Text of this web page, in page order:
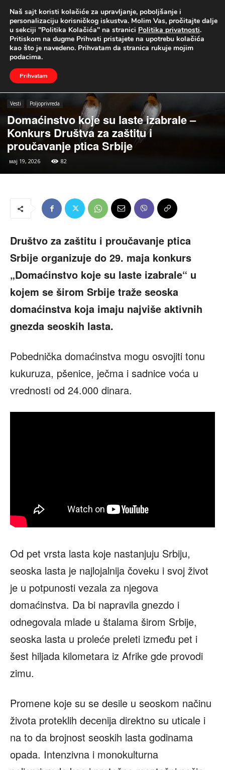
UŽIVO
Naslovna Vesti Poljoprivreda
Vesti Poljoprivreda
Domaćinstvo koje su laste izabrale –
Konkurs Društva za zaštitu i
proučavanje ptica Srbije
мај 19, 2026 82
Društvo za zaštitu i proučavanje ptica
Srbije organizuje do 29. maja konkurs
„Domaćinstvo koje su laste izabrale“ u
kojem se širom Srbije traže seoska
domaćinstva koja imaju najviše aktivnih
gnezda seoskih lasta.
Pobednička domaćinstva mogu osvojiti tonu
kukuruza, pšenice, ječma i sadnice voća u
vrednosti od 24.000 dinara.
Od pet vrsta lasta koje nastanjuju Srbiju,
seoska lasta je najlojalnija čoveku i svoj život
je u potpunosti vezala za njegova
domaćinstva. Da bi napravila gnezdo i
odnegovala mlade u štalama širom Srbije,
seoska lasta u proleće preleti između pet i
šest hiljada kilometara iz Afrike gde provodi
zimu.
Promene koje su se desile u seoskom načinu
života proteklih decenija direktno su uticale i
na to da brojnost seoskih lasta godinama
opada. Intenzivna i monokulturna
Naš sajt koristi kolačiće za upravljanje, poboljšanje i
personalizaciju korisničkog iskustva. Molim Vas, pročitajte dalje
u sekciji "Politika Kolačića" na stranici Politika privatnosti.
Pritiskom na dugme Prihvati pristajete na upotrebu kolačića
kao što je navedeno. Prihvatam da stranica rukuje mojim
podacima.
Prihvatam